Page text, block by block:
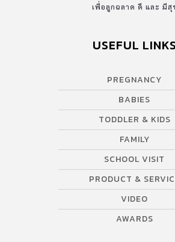
เพื่อลูกฉลาด ดี และ มีสุ
USEFUL LINKS
PREGNANCY
BABIES
TODDLER & KIDS
FAMILY
SCHOOL VISIT
PRODUCT &
VIDEO
AWARDS